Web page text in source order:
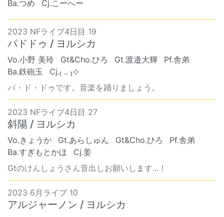
Ba.つめ
Cj.こーへー
2023 NFライブ4日目 19
パドドゥ / ヨルシカ
Vo.小野 美玲 Gt&Cho.ひろ Gt.渡邉大輝
Pf.舎弟
Ba.鉄砲玉
Cj.₍ .. ₎⊹
パ・ド・ドゥです。音楽を踊りましょう。
2023 NFライブ4日目 27
斜陽 / ヨルシカ
Vo.きょうか Gt.あらしゅん Gt&Cho.ひろ
Pf.舎弟
Ba.すぎもとかほ
Cj.姜
Gtのけんしょうさん音出しお願いします...！
2023 6月ライブ 10
アルジャーノン / ヨルシカ